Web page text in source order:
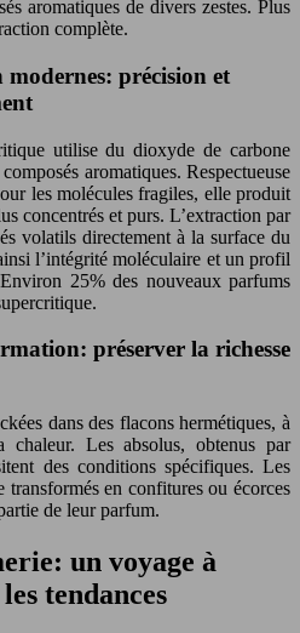
aromatiques de divers zestes. Plus
complète.
modernes: précision et
utilise du dioxyde de carbone
aromatiques. Respectueuse
les molécules fragiles, elle produit
concentrés et purs. L’extraction par
volatils directement à la surface du
l’intégrité moléculaire et un profil
25% des nouveaux parfums
préserver la richesse
dans des flacons hermétiques, à
Les absolus, obtenus par
des conditions spécifiques. Les
transformés en confitures ou écorces
de leur parfum.
un voyage à
tendances